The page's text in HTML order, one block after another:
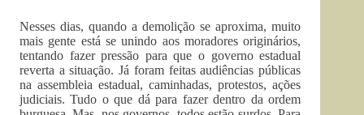
Nesses dias, quando a demolição se aproxima, muito
mais gente está se unindo aos moradores originários,
tentando fazer pressão para que o governo estadual
reverta a situação. Já foram feitas audiências públicas
na assembleia estadual, caminhadas, protestos, ações
judiciais. Tudo o que dá para fazer dentro da ordem